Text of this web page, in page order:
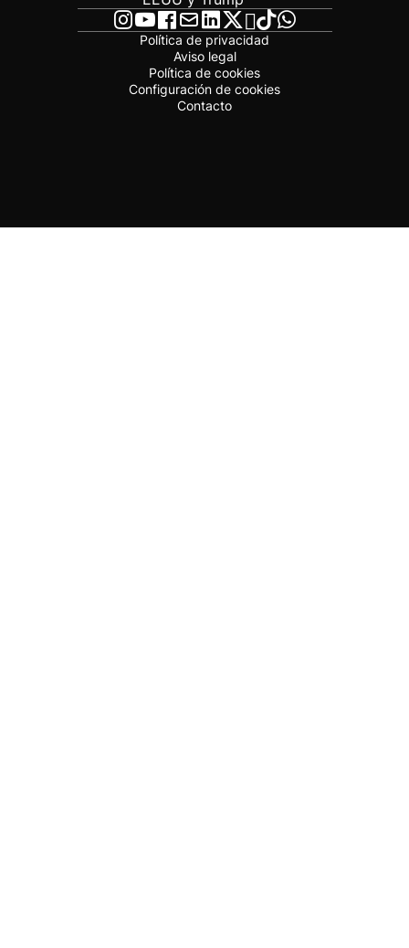
Política de privacidad
Aviso legal
Política de cookies
Configuración de cookies
Contacto